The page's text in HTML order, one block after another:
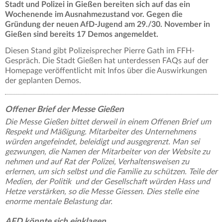
Stadt und Polizei in Gießen bereiten sich auf das ein
Wochenende im Ausnahmezustand vor. Gegen die
Gründung der neuen AfD-Jugend am 29./30. November in
Gießen sind bereits 17 Demos angemeldet.
Diesen Stand gibt Polizeisprecher Pierre Gath im FFH-
Gespräch. Die Stadt Gießen hat unterdessen FAQs auf der
Homepage veröffentlicht mit Infos über die Auswirkungen
der geplanten Demos.
Offener Brief der Messe Gießen
Die Messe Gießen bittet derweil in einem Offenen Brief um
Respekt und Mäßigung. Mitarbeiter des Unternehmens
würden angefeindet, beleidigt und ausgegrenzt. Man sei
gezwungen, die Namen der Mitarbeiter von der Website zu
nehmen und auf Rat der Polizei, Verhaltensweisen zu
erlernen, um sich selbst und die Familie zu schützen. Teile der
Medien, der Politik und der Gesellschaft würden Hass und
Hetze verstärken, so die Messe Giessen. Dies stelle eine
enorme mentale Belastung dar.